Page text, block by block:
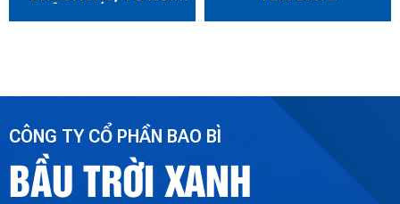
CÔNG TY CỔ PHẦN BAO BÌ
BẦU TRỜI XANH